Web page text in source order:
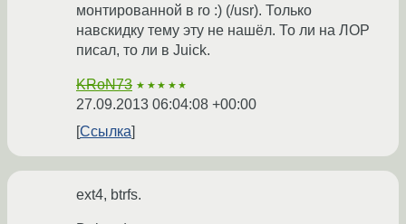
монтированной в ro :) (/usr). Только
навскидку тему эту не нашёл. То ли на ЛОР
писал, то ли в Juick.
KRoN73 ★★★★★
27.09.2013 06:04:08 +00:00
Ссылка
ext4, btrfs.